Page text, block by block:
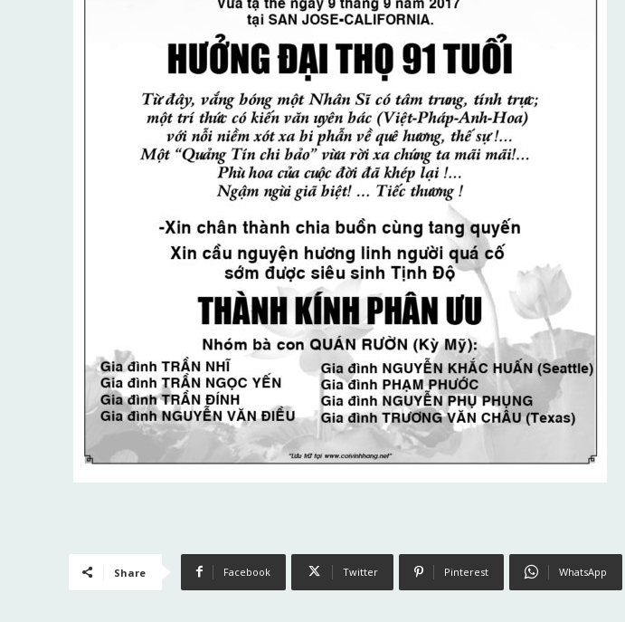
Share Facebook Twitter Pinterest WhatsApp